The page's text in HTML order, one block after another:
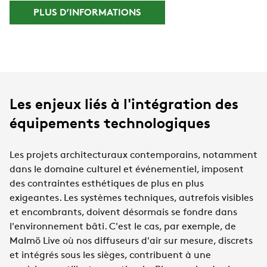
PLUS D’INFORMATIONS
Les enjeux liés à l'intégration des
équipements technologiques
Les projets architecturaux contemporains, notamment
dans le domaine culturel et événementiel, imposent
des contraintes esthétiques de plus en plus
exigeantes. Les systèmes techniques, autrefois visibles
et encombrants, doivent désormais se fondre dans
l'environnement bâti. C'est le cas, par exemple, de
Malmö Live où nos diffuseurs d'air sur mesure, discrets
et intégrés sous les sièges, contribuent à une